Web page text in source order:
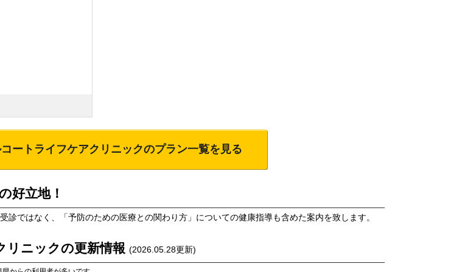
ートライフケアクリニックのプラン一覧を見る
好立地！
ではなく、「予防のための医療との関わり方」についての健康指導も含めた案内を致します。
リニックの更新情報 (2026.05.28更新)